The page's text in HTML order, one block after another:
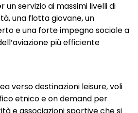
un servizio ai massimi livelli di
una flotta giovane, un
e una forte impegno sociale a
più efficiente
verso destinazioni leisure, voli
etnico e on demand per